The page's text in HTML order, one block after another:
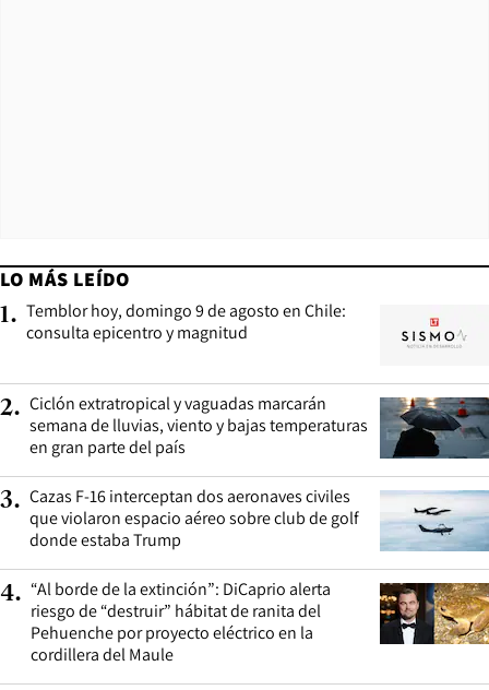
LO MÁS LEÍDO
1. Temblor hoy, domingo 9 de agosto en Chile:
consulta epicentro y magnitud
2. Ciclón extratropical y vaguadas marcarán
semana de lluvias, viento y bajas temperaturas
en gran parte del país
3. Cazas F-16 interceptan dos aeronaves civiles
que violaron espacio aéreo sobre club de golf
donde estaba Trump
4. “Al borde de la extinción”: DiCaprio alerta
riesgo de “destruir” hábitat de ranita del
Pehuenche por proyecto eléctrico en la
cordillera del Maule